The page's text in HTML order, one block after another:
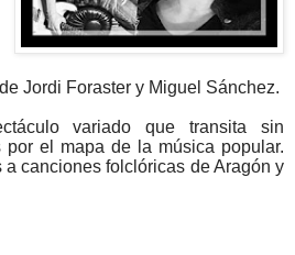
Jordi Foraster y Miguel Sánchez.
variado que transita sin
por el mapa de la música popular.
canciones folclóricas de Aragón y